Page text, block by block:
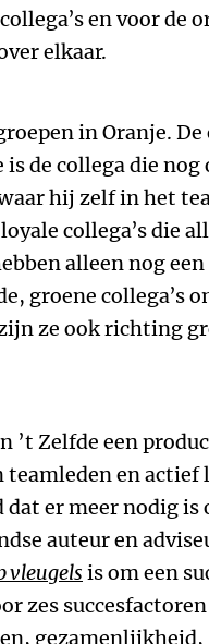
en voor de
elkaar.
in Oranje. De
de collega die nog
hij zelf in het
collega’s die
alleen nog
groene collega’s
ze ook richting
’t Zelfde een
en actief
er meer nodig is
auteur en
vleugels is om een
zes
gezamenlijkheid,